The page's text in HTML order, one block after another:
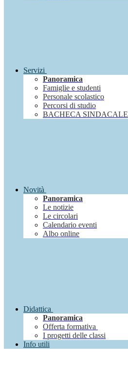
Servizi
Panoramica
Famiglie e studenti
Personale scolastico
Percorsi di studio
BACHECA SINDACALE
Novità
Panoramica
Le notizie
Le circolari
Calendario eventi
Albo online
Didattica
Panoramica
Offerta formativa
I progetti delle classi
Info utili